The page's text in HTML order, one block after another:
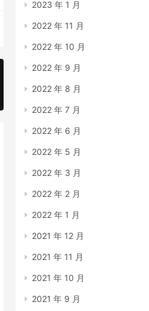
2023 年 1 月
2022 年 11 月
2022 年 10 月
2022 年 9 月
2022 年 8 月
2022 年 7 月
2022 年 6 月
2022 年 5 月
2022 年 3 月
2022 年 2 月
2022 年 1 月
2021 年 12 月
2021 年 11 月
2021 年 10 月
2021 年 9 月